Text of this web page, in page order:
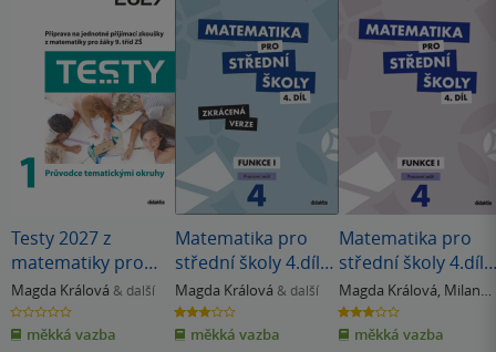
Testy 2027 z
matematiky pro
žáky 9. tříd ZŠ - 1
Průvodce
tematickými
Magda Králová & další
0.0
z
5
hvězdiček
měkká vazba
Matematika pro
střední školy 4.díl
Zkrácená verze
Magda Králová & další
3.0
z
5
hvězdiček
měkká vazba
Matematika pro
střední školy 4.díl
Pracovní sešit
Magda Králová, Milan
Navrátil
3.0
z
5
hvězdiček
měkká vazba